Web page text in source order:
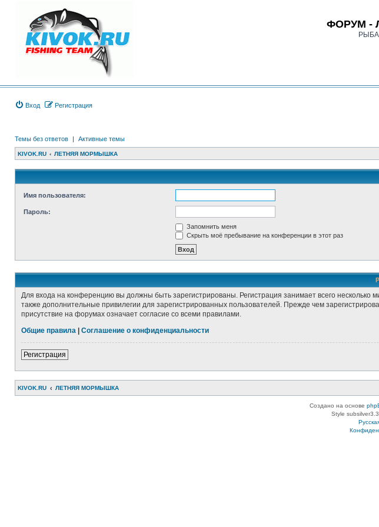
ФОРУМ -
Вход Регистрация
Темы без ответов | Активные темы
KIVOK.RU ЛЕТНЯЯ МОРМЫШКА
Имя пользователя:
Пароль:
Запомнить меня
Скрыть моё пребывание на конференции в этот раз
Для входа на конференцию вы должны быть зарегистрированы. Регистрация занимает всего
также дополнительные привилегии для зарегистрированных пользователей. Прежде чем
присутствие на форумах означает согласие со всеми правилами.
Общие правила
Соглашение о конфиденциальности
Регистрация
KIVOK.RU ЛЕТНЯЯ МОРМЫШКА
Создано на основе
Style